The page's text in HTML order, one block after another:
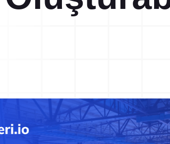
TPM Hata Kartı
Sahadaki arıza ve anomalileri anında